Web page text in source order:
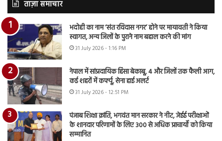
ताज़ा समाचार
भदोही का नाम ‘संत रविदास नगर’ होने पर मायावती ने किया
स्वागत, अन्य जिलों के पुराने नाम बहाल करने की मांग
31 July 2026 - 1:16 PM
नेपाल में सांप्रदायिक हिंसा बेकाबू, 4 और जिलों तक फैली आग,
कई शहरों में कर्फ्यू, सेना हाई अलर्ट
31 July 2026 - 12:51 PM
पंजाब शिक्षा क्रांति, भगवंत मान सरकार ने नीट, जेईई परीक्षाओं
के शानदार परिणामों के लिए 300 से अधिक प्राचार्यों को किया
सम्मानित